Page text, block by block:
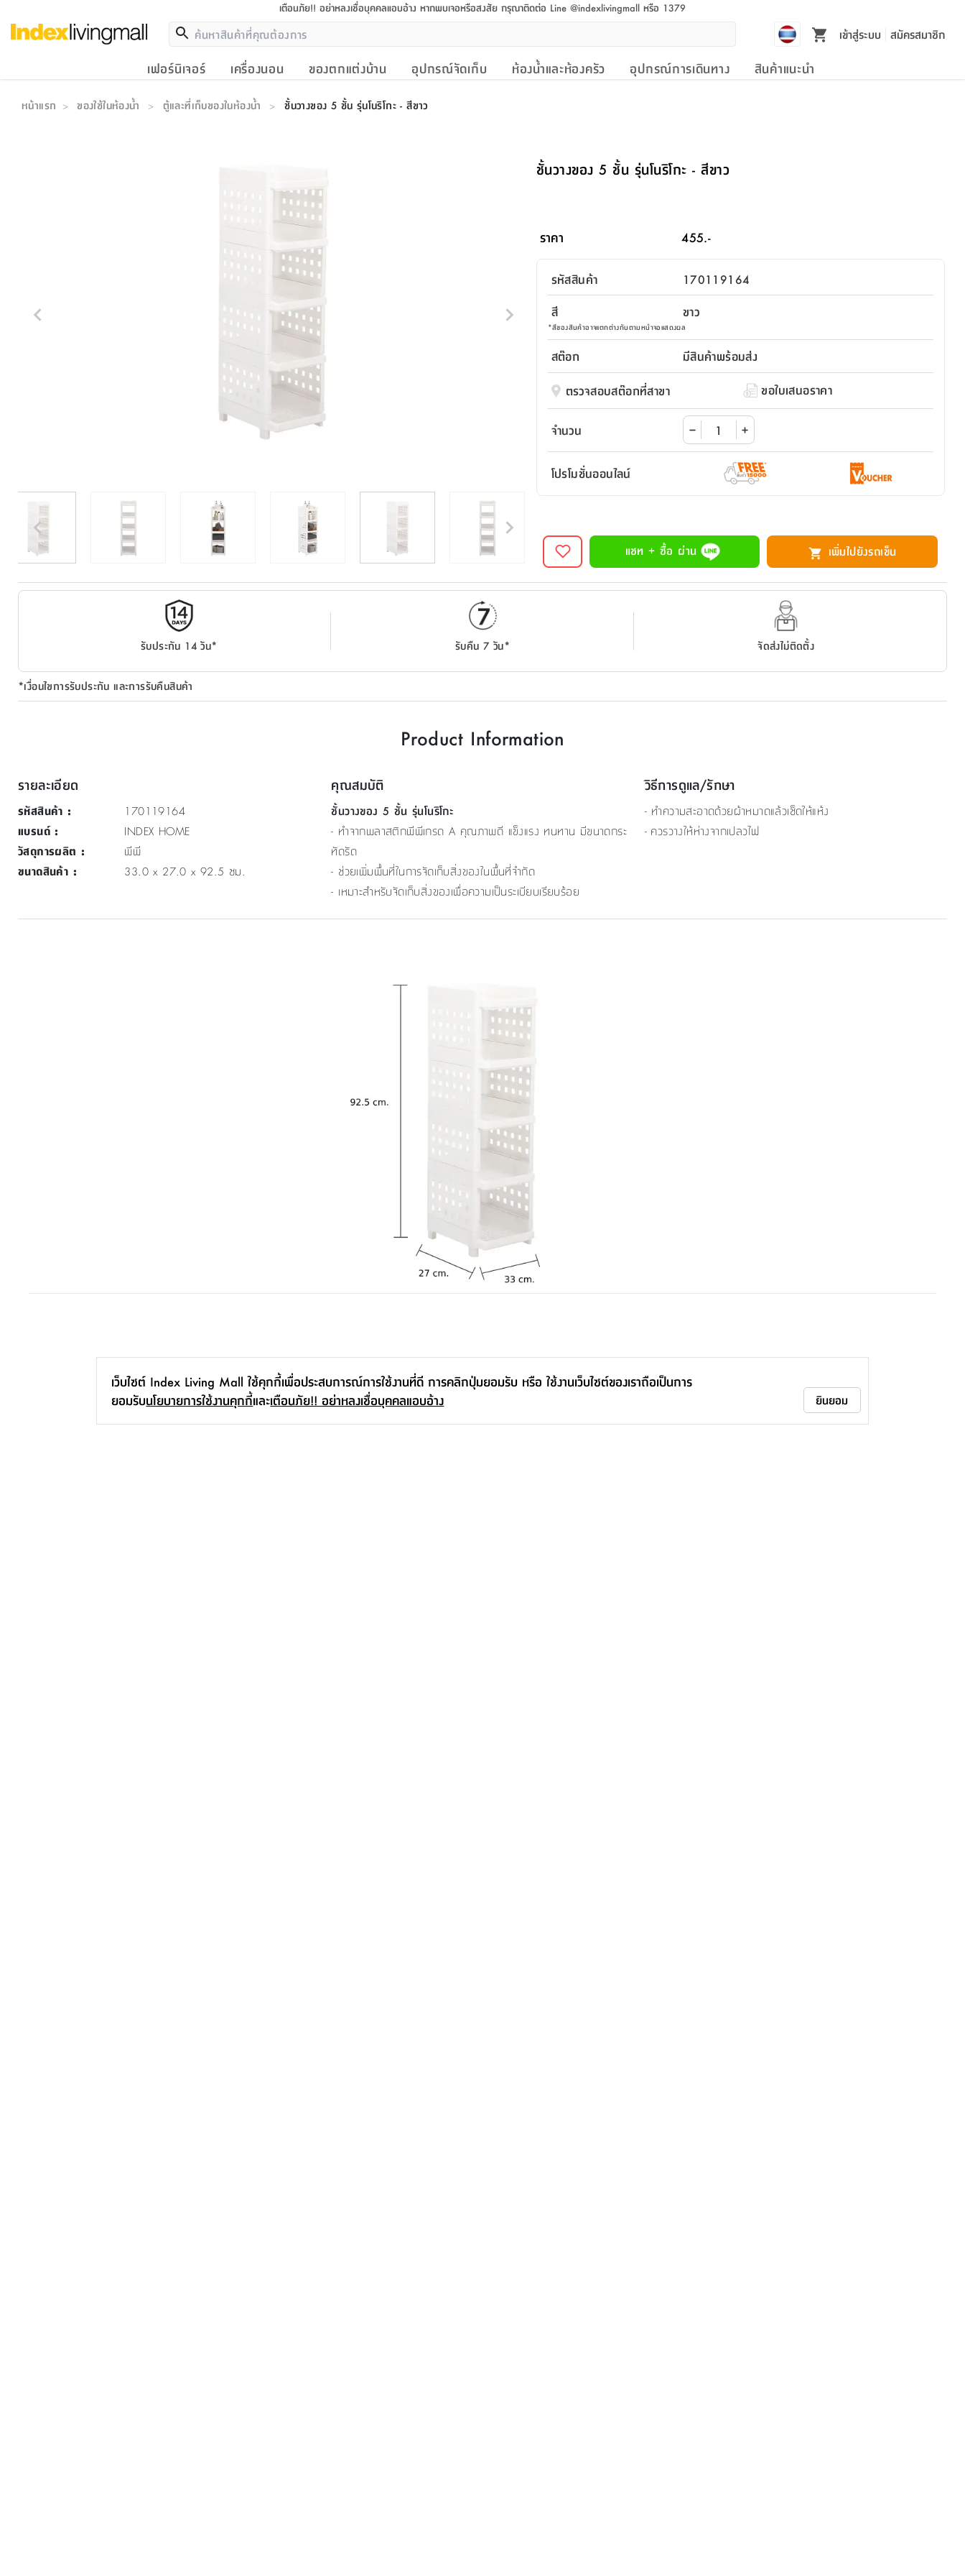
เตือนภัย!! อย่าหลงเชื่อบุคคลแอบอ้าง หากพบเจอหรือสงสัย กรุณาติดต่อ Line @indexlivingmall หรือ 1379
เข้าสู่ระบบ สมัครสมาชิก
เฟอร์นิเจอร์ เครื่องนอน ของตกแต่งบ้าน อุปกรณ์จัดเก็บ ห้องน้ำและห้องครัว อุปกรณ์การเดินทาง สินค้าแนะนำ
หน้าแรก > ของใช้ในห้องน้ำ > ตู้และที่เก็บของในห้องน้ำ > ชั้นวางของ 5 ชั้น รุ่นโนริโกะ - สีขาว
ชั้นวางของ 5 ชั้น รุ่นโนริโกะ - สีขาว
ราคา 455.-
รหัสสินค้า
170119164
สี
ขาว
*สีของสินค้าอาจแตกต่างกันตามหน้าจอแสดงผล
สต๊อก
มีสินค้าพร้อมส่ง
ตรวจสอบสต๊อกที่สาขา
ขอใบเสนอราคา
จำนวน
โปรโมชั่นออนไลน์
แชท + ซื้อ ผ่าน เพิ่มไปยังรถเข็น
รับประกัน 14 วัน* รับคืน 7 วัน* จัดส่งไม่ติดตั้ง
*เงื่อนไขการรับประกัน และการรับคืนสินค้า
Product Information
รายละเอียด
รหัสสินค้า :
170119164
แบรนด์:
INDEX HOME
วัสดุการผลิต :
พีพี
ขนาดสินค้า : 33.0 x 27.0 x 92.5 ซม.
คุณสมบัติ
ชั้นวางของ 5 ชั้น รุ่นโนริโกะ
- ทำจากพลาสติกพีพีเกรด A คุณภาพดี แข็งแรง ทนทาน มีขนาดกระ
ทัดรัด
- ช่วยเพิ่มพื้นที่ในการจัดเก็บสิ่งของในพื้นที่จำกัด
- เหมาะสำหรับจัดเก็บสิ่งของเพื่อความเป็นระเบียบเรียบร้อย
วิธีการดูแล/รักษา
- ทำความสะอาดด้วยผ้าหมาดแล้วเช็ดให้แห้ง
- ควรวางให้ห่างจากเปลวไฟ
เว็บไซต์ Index Living Mall ใช้คุกกี้เพื่อประสบการณ์การใช้งานที่ดี การคลิกปุ่มยอมรับ หรือ ใช้งานเว็บไซต์ของเราถือเป็นการ
ยอมรับนโยบายการใช้งานคุกกี้และเตือนภัย!! อย่าหลงเชื่อบุคคลแอบอ้าง ยินยอม